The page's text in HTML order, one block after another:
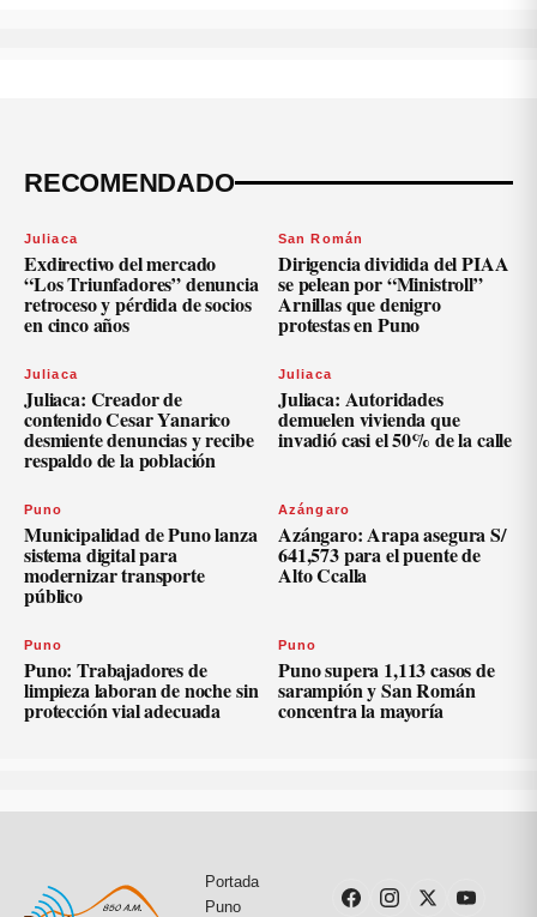
RECOMENDADO
Juliaca
Exdirectivo del mercado
“Los Triunfadores” denuncia
retroceso y pérdida de socios
en cinco años
San Román
Dirigencia dividida del PIAA
se pelean por “Ministroll”
Arnillas que denigro
protestas en Puno
Juliaca
Juliaca: Creador de
contenido Cesar Yanarico
desmiente denuncias y recibe
respaldo de la población
Juliaca
Juliaca: Autoridades
demuelen vivienda que
invadió casi el 50% de la calle
Puno
Municipalidad de Puno lanza
sistema digital para
modernizar transporte
público
Azángaro
Azángaro: Arapa asegura S/
641,573 para el puente de
Alto Ccalla
Puno
Puno: Trabajadores de
limpieza laboran de noche sin
protección vial adecuada
Puno
Puno supera 1,113 casos de
sarampión y San Román
concentra la mayoría
Portada
Puno